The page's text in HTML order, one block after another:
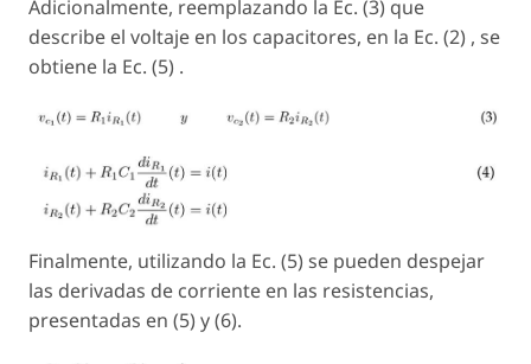
Adicionalmente, reemplazando la Ec. (3) que
describe el voltaje en los capacitores, en la Ec. (2) , se
obtiene la Ec. (5) .
Finalmente, utilizando la Ec. (5) se pueden despejar
las derivadas de corriente en las resistencias,
presentadas en (5) y (6).